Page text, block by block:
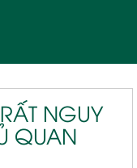
NGUY
QUAN